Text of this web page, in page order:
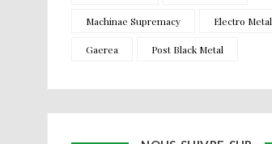
Machinae Supremacy Electro Metal
Gaerea Post Black Metal